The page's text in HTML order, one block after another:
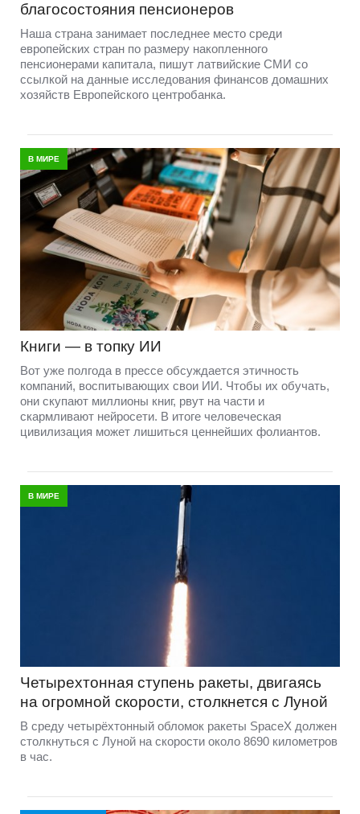
благосостояния пенсионеров
Наша страна занимает последнее место среди
европейских стран по размеру накопленного
пенсионерами капитала, пишут латвийские СМИ со
ссылкой на данные исследования финансов домашних
хозяйств Европейского центробанка.
В МИРЕ
Книги — в топку ИИ
Вот уже полгода в прессе обсуждается этичность
компаний, воспитывающих свои ИИ. Чтобы их обучать,
они скупают миллионы книг, рвут на части и
скармливают нейросети. В итоге человеческая
цивилизация может лишиться ценнейших фолиантов.
В МИРЕ
Четырехтонная ступень ракеты, двигаясь
на огромной скорости, столкнется с Луной
В среду четырёхтонный обломок ракеты SpaceX должен
столкнуться с Луной на скорости около 8690 километров
в час.